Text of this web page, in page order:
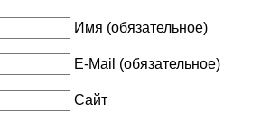
Имя (обязательное)
E-Mail (обязательное)
Сайт